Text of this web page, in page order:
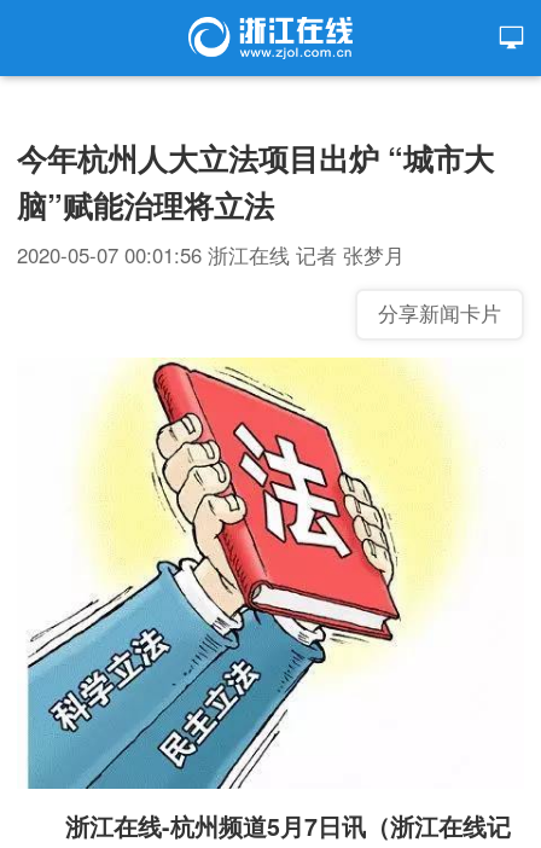
今年杭州人大立法项目出炉 “城市大
脑”赋能治理将立法
2020-05-07 00:01:56 浙江在线 记者 张梦月
分享新闻卡片
浙江在线-杭州频道5月7日讯（浙江在线记